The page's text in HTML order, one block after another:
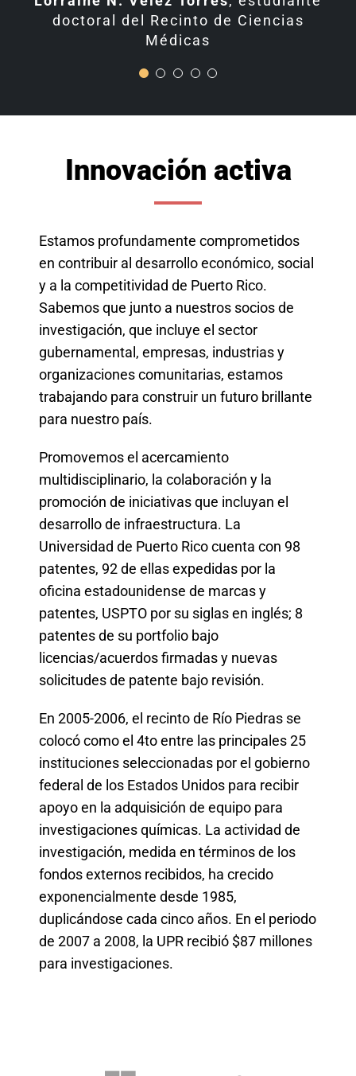
doctoral del Recinto de Ciencias
Médicas
doctoral del Recinto de Ciencias
Médicas
brindado perspectivas diferentes
e innovadoras para alcanzar al
Wilbert A. Ruperto Hernández
Mayagüez
Innovación activa
Estamos profundamente comprometidos
en contribuir al desarrollo económico, social
y a la competitividad de Puerto Rico.
Sabemos que junto a nuestros socios de
investigación, que incluye el sector
gubernamental, empresas, industrias y
organizaciones comunitarias, estamos
trabajando para construir un futuro brillante
para nuestro país.
Promovemos el acercamiento
multidisciplinario, la colaboración y la
promoción de iniciativas que incluyan el
desarrollo de infraestructura. La
Universidad de Puerto Rico cuenta con 98
patentes, 92 de ellas expedidas por la
oficina estadounidense de marcas y
patentes, USPTO por su siglas en inglés; 8
patentes de su portfolio bajo
licencias/acuerdos firmadas y nuevas
solicitudes de patente bajo revisión.
En 2005-2006, el recinto de Río Piedras se
colocó como el 4to entre las principales 25
instituciones seleccionadas por el gobierno
federal de los Estados Unidos para recibir
apoyo en la adquisición de equipo para
investigaciones químicas. La actividad de
investigación, medida en términos de los
fondos externos recibidos, ha crecido
exponencialmente desde 1985,
duplicándose cada cinco años. En el periodo
de 2007 a 2008, la UPR recibió $87 millones
para investigaciones.